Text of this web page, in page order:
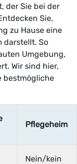
der Sie bei der
Sie,
zu Hause eine
darstellt. So
Umgebung,
Wir sind hier,
bestmögliche
Pflegeheim
Nein/kein